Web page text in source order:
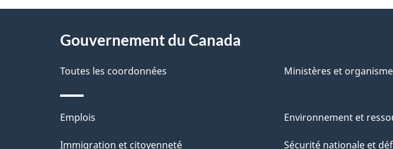
D
é
t
a
i
l
Gouvernement du Canada
Toutes les coordonnées Ministères et
Thèmes
et
Emplois
Immigration et citoyenneté
Environnement et
Sécurité nationale et